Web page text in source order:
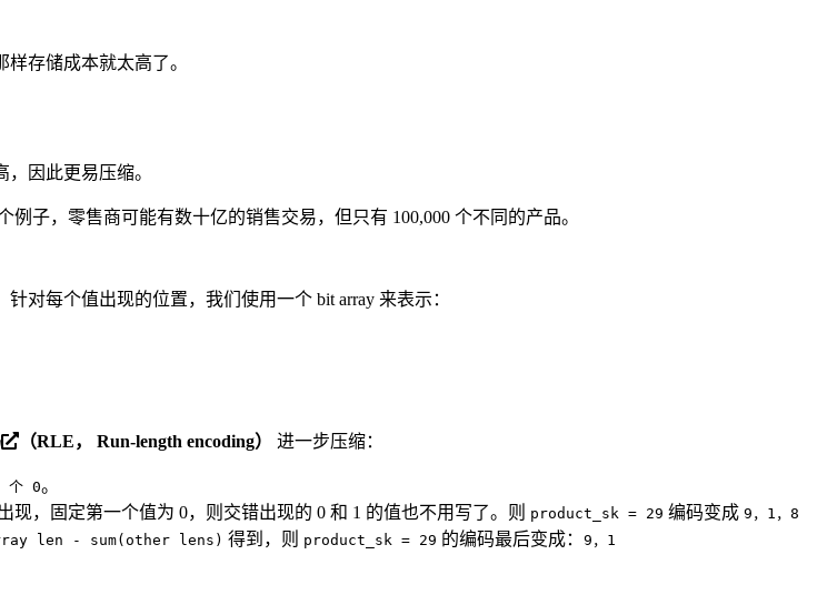
存储成本就太高了。
因此更易压缩。
例子，零售商可能有数十亿的销售交易，但只有 100,000 个不同的产品。
对每个值出现的位置，我们使用一个 bit array 来表示：
（RLE， Run-length encoding） 进一步压缩：
个 0。
，固定第一个值为 0，则交错出现的 0 和 1 的值也不用写了。则
product_sk = 29 编码变成 9，1，8
len - sum(other lens) 得到，则 product_sk = 29 的编码最后变成： 9，1